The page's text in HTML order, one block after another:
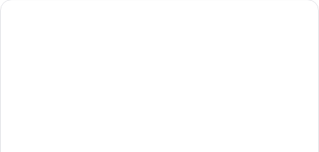
tweepersoonsbed